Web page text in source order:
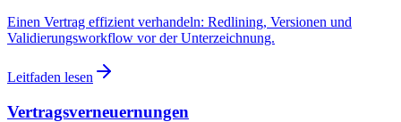
Einen Vertrag effizient verhandeln: Redlining, Versionen und
Validierungsworkflow vor der Unterzeichnung.
Leitfaden lesen
Vertragsverneuernungen